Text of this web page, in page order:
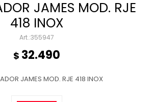
JAMES MOD. RJE
418 INOX
355947
$ 32.490
JAMES MOD. RJE 418 INOX